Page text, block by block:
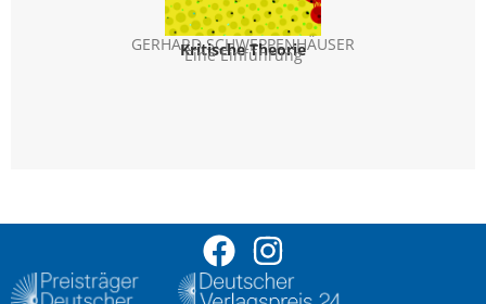
GERHARD SCHWEPPENHÄUSER
Kritische Theorie
Eine Einführung